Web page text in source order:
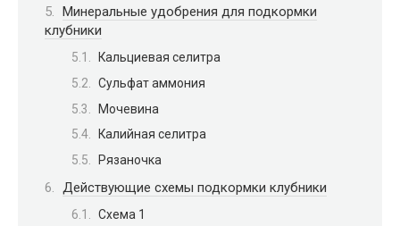
Минеральные удобрения для подкормки
клубники
Кальциевая селитра
Сульфат аммония
Мочевина
Калийная селитра
Рязаночка
Действующие схемы подкормки клубники
Схема 1